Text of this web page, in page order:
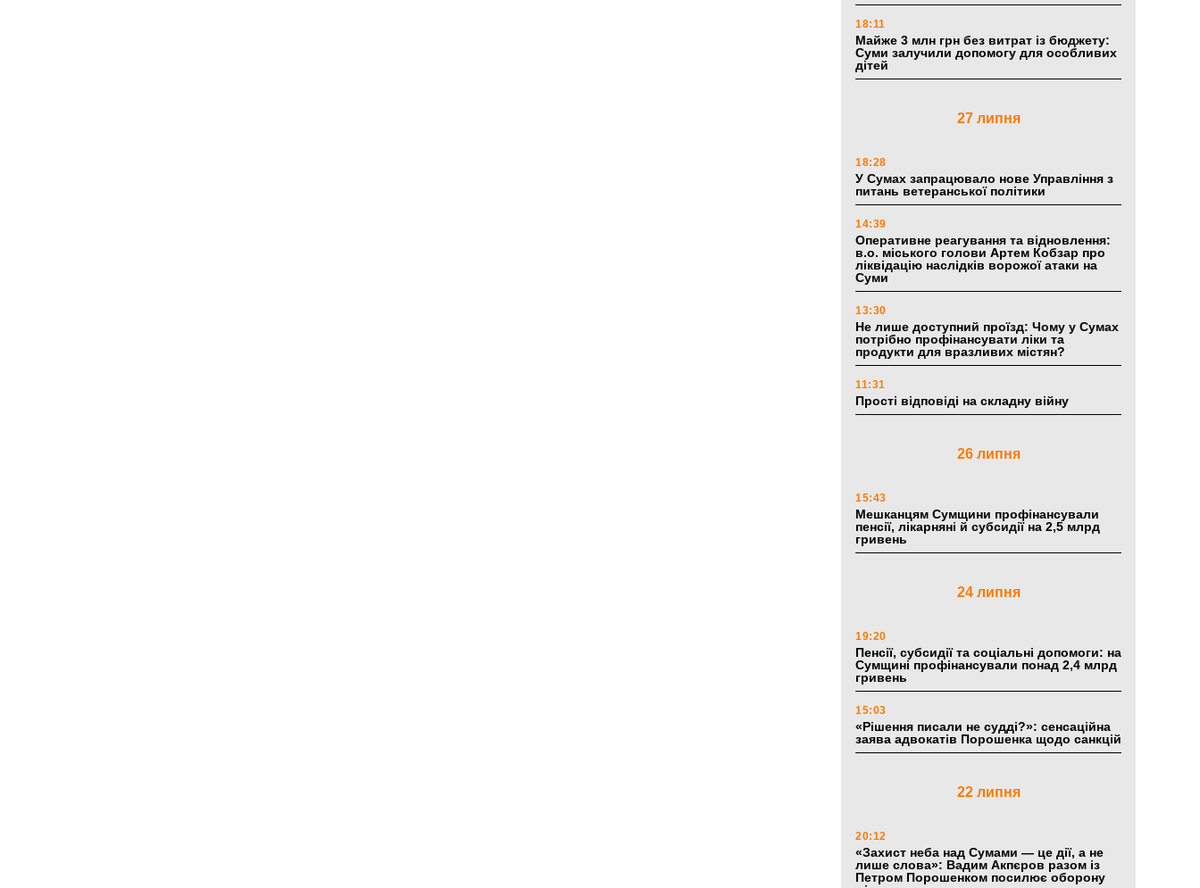
18:11
Майже 3 млн грн без витрат із бюджету:
Суми залучили допомогу для особливих
дітей
27 липня
18:28
У Сумах запрацювало нове Управління з
питань ветеранської політики
14:39
Оперативне реагування та відновлення:
в.о. міського голови Артем Кобзар про
ліквідацію наслідків ворожої атаки на
Суми
13:30
Не лише доступний проїзд: Чому у Сумах
потрібно профінансувати ліки та
продукти для вразливих містян?
11:31
Прості відповіді на складну війну
26 липня
15:43
Мешканцям Сумщини профінансували
пенсії, лікарняні й субсидії на 2,5 млрд
гривень
24 липня
19:20
Пенсії, субсидії та соціальні допомоги: на
Сумщині профінансували понад 2,4 млрд
гривень
15:03
«Рішення писали не судді?»: сенсаційна
заява адвокатів Порошенка щодо санкцій
22 липня
20:12
«Захист неба над Сумами — це дії, а не
лише слова»: Вадим Акпєров разом із
Петром Порошенком посилює оборону